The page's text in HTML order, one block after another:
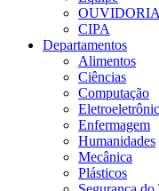
OUVIDORIA
CIPA
Departamentos
Alimentos
Ciências
Computação
Enfermagem
Humanidades
Mecânica
Plásticos